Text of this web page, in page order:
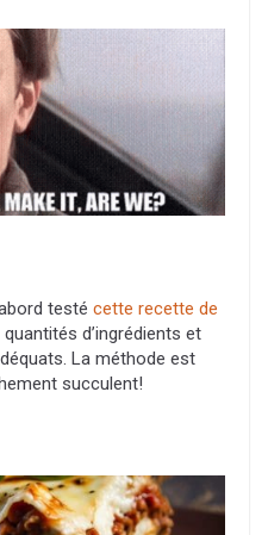
testé cette recette de
quantités d’ingrédients et
La méthode est
succulent!